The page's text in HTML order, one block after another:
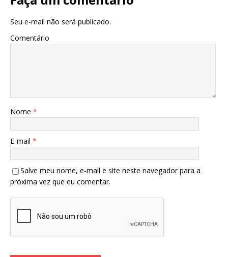
Seu e-mail não será publicado.
Comentário
Nome *
E-mail *
Salve meu nome, e-mail e site neste navegador para a
próxima vez que eu comentar.